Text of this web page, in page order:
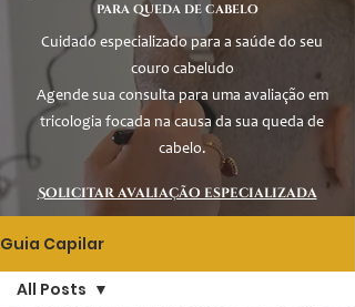
para queda de cabelo
Cuidado especializado para a saúde do seu
couro cabeludo
Agende sua consulta para uma avaliação em
tricologia focada na causa da sua queda de
cabelo.
Solicitar avaliação especializada
Guia Capilar
All Posts